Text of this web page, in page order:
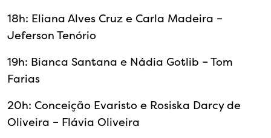
18h: Eliana Alves Cruz e Carla Madeira –
Jeferson Tenório
19h: Bianca Santana e Nádia Gotlib – Tom
Farias
20h: Conceição Evaristo e Rosiska Darcy de
Oliveira – Flávia Oliveira